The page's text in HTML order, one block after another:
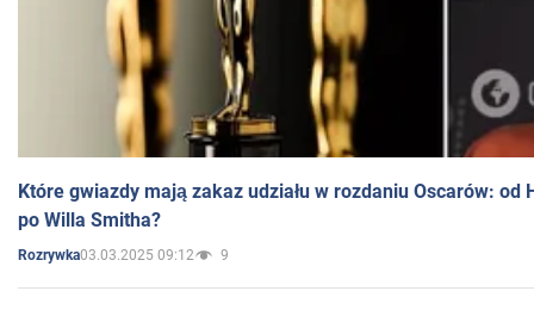
Które gwiazdy mają zakaz udziału w rozdaniu Oscarów: od
po Willa Smitha?
Rozrywka03.03.2025 09:12 9